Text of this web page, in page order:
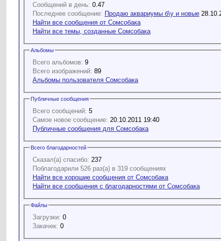
Сообщений в день: 0.47
Последнее сообщение: Продаю аквариумы б\у и новые
Найти все сообщения от Сомсобака
Найти все темы, созданные Сомсобака
Альбомы
Всего альбомов: 9
Всего изображений: 89
Альбомы пользователя Сомсобака
Публичные сообщения
Всего сообщений: 5
Самое новое сообщение: 20.10.2011 19:40
Публичные сообщения для Сомсобака
Всего благодарностей
Сказал(а) спасибо: 237
Поблагодарили 526 раз(а) в 319 сообщениях
Найти все хорошие сообщения от Сомсобака
Найти все сообщения с благодарностями от Сомсобака
Файлы
Загрузки: 0
Закачек: 0